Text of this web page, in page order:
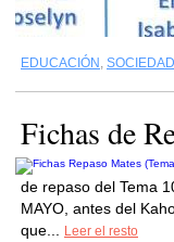
EDUCACIÓN , SOCIEDAD
Fichas de
de repaso del Tema
MAYO, antes del
que...
Leer el resto